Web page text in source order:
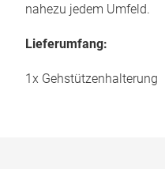
nahezu jedem Umfeld.
Lieferumfang:
1x Gehstützenhalterung